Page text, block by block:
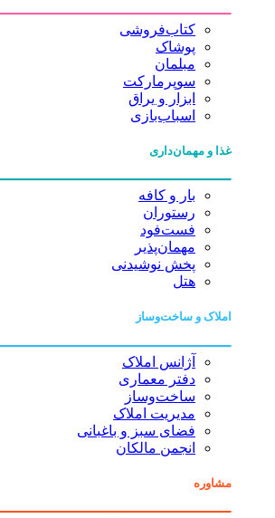
کتاب‌فروشی
پوشاک
مبلمان
سوپرمارکت
ابزار و یراق
اسباب‌بازی
غذا و مهمان‌داری
بار و کافه
رستوران
فست‌فود
مهمان‌پذیر
پخش نوشیدنی
هتل
املاک و ساخت‌وساز
آژانس املاک
دفتر معماری
ساخت‌وساز
مدیریت املاک
فضای سبز و باغبانی
انجمن مالکان
مشاوره